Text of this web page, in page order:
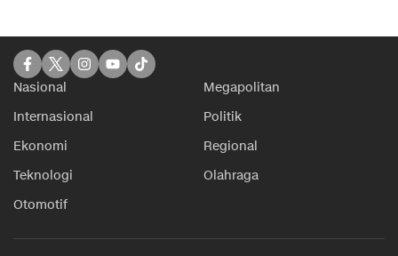
Nasional
Megapolitan
Internasional
Politik
Ekonomi
Regional
Teknologi
Olahraga
Otomotif